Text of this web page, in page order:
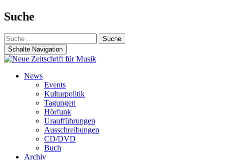
Suche
Suche
nach:
Schalte Navigation
Zum
News
Events
Kulturpolitik
Tagungen
Hörfunk
Uraufführungen
Ausschreibungen
CD/DVD
Buch
Archiv